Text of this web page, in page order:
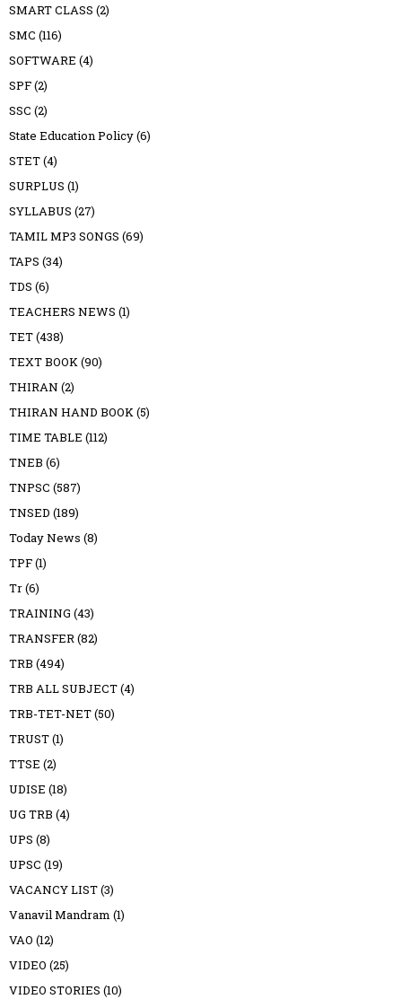
SMART CLASS (2)
SMC (116)
SOFTWARE (4)
SPF(2)
SSC (2)
State Education Policy(6)
STET(4)
SURPLUS (1)
SYLLABUS (27)
TAMIL MP3 SONGS (69)
TAPS (34)
TDS (6)
TEACHERS NEWS (1)
TET(438)
TEXT BOOK (90)
THIRAN (2)
THIRAN HAND BOOK (5)
TIME TABLE (112)
TNEB (6)
TNPSC (587)
TNSED (189)
Today News (8)
TPF(1)
Tr(6)
TRAINING (43)
TRANSFER (82)
TRB (494)
TRB ALL SUBJECT(4)
TRB-TET-NET(50)
TRUST(1)
TTSE (2)
UDISE (18)
UG TRB (4)
UPS (8)
UPSC (19)
VACANCY LIST(3)
Vanavil Mandram (1)
VAO (12)
VIDEO (25)
VIDEO STORIES (10)